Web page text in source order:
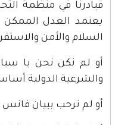
فبادرنا في منظمة
يعتمد العدل
السلام والأمن
أو لم نكن نحن يا
والشرعية الدولية
أو لم نرحب ببيان فانس – غروميكو – في عام 77